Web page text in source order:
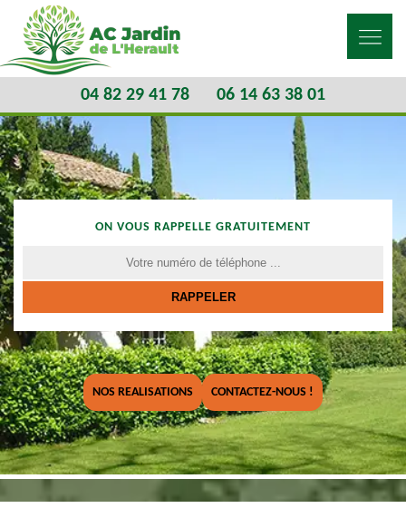
04 82 29 41 78 06 14 63 38 01
ON VOUS RAPPELLE GRATUITEMENT
NOS REALISATIONS CONTACTEZ-NOUS !